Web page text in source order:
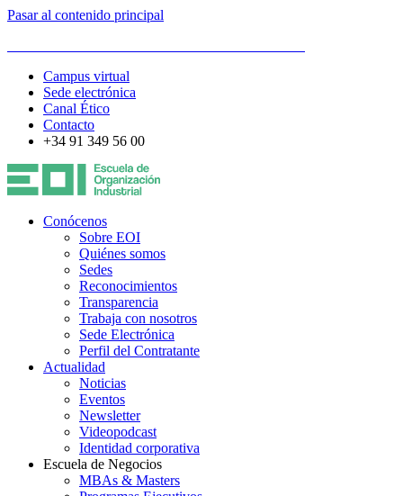
Pasar al contenido principal
Campus virtual
Sede electrónica
Canal Ético
Contacto
+34 91 349 56 00
Conócenos
Sobre EOI
Quiénes somos
Sedes
Reconocimientos
Transparencia
Trabaja con nosotros
Sede Electrónica
Perfil del Contratante
Actualidad
Noticias
Eventos
Newsletter
Videopodcast
Identidad corporativa
Escuela de Negocios
MBAs & Masters